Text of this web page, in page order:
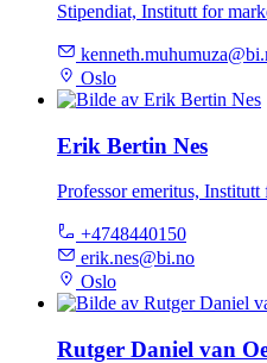
Stipendiat, Institutt for
Oslo
Erik Bertin Nes
Professor emeritus,
+4748440150
erik.nes@bi.no
Oslo
Rutger Daniel van